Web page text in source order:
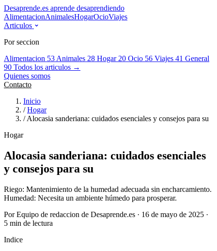
Desaprende.es aprende desaprendiendo
AlimentacionAnimalesHogarOcioViajes
Articulos
Por seccion
Alimentacion 53 Animales 28 Hogar 20 Ocio 56 Viajes 41 General
90 Todos los articulos →
Quienes somos
Contacto
Inicio
/ Hogar
/ Alocasia sanderiana: cuidados esenciales y consejos para su
Hogar
Alocasia sanderiana: cuidados esenciales
y consejos para su
Riego: Mantenimiento de la humedad adecuada sin encharcamiento.
Humedad: Necesita un ambiente húmedo para prosperar.
Por Equipo de redaccion de Desaprende.es · 16 de mayo de 2025 ·
5 min de lectura
Indice